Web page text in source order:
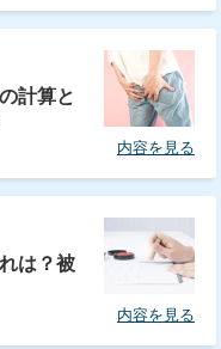
計算と
内容を見る
は？被
内容を見る